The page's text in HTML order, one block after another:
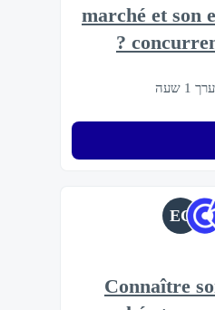
marché et son
1 שעה
EC
2023-04-07 - Connaître